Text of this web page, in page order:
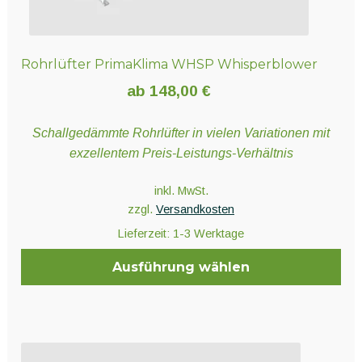
Rohrlüfter PrimaKlima WHSP Whisperblower
ab 148,00€
Schallgedämmte Rohrlüfter in vielen Variationen mit
exzellentem Preis-Leistungs-Verhältnis
inkl. MwSt.
zzgl. Versandkosten
Lieferzeit: 1-3 Werktage
Ausführung wählen